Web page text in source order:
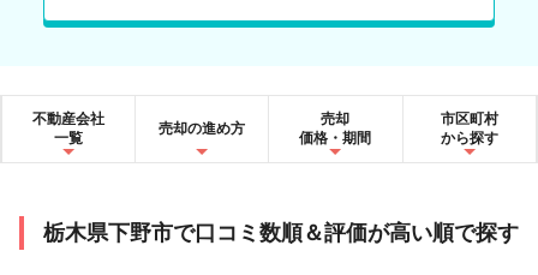
不動産会社
一覧
売却の進め方
売却
価格・期間
市区町村
から探す
栃木県下野市で口コミ数順＆評価が高い順で探す